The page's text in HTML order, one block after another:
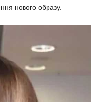
нового образу.